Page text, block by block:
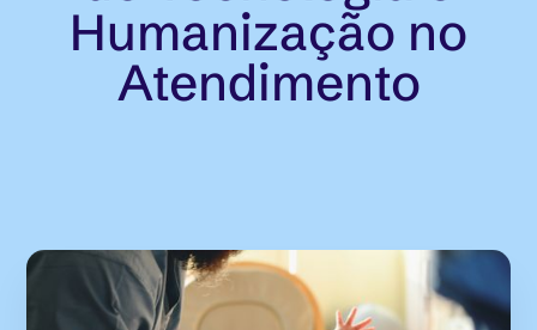
Humanização no
Atendimento